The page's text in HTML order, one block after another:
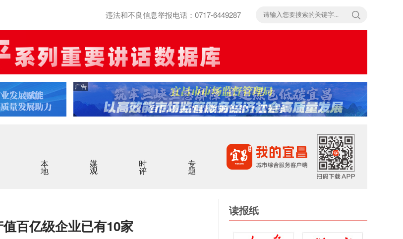
违法和不良信息举报电话：0717-6449287
广告
本地 媒观 时评 专题
百亿级企业已有10家
读报纸